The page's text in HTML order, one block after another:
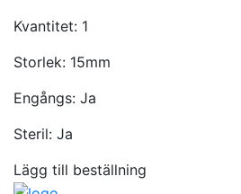
Kvantitet: 1
Storlek: 15mm
Engångs: Ja
Steril: Ja
Lägg till beställning